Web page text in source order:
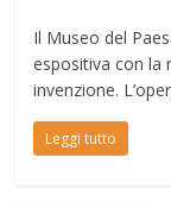
Il Museo del
espositiva con la
invenzione.
Leggi tutto